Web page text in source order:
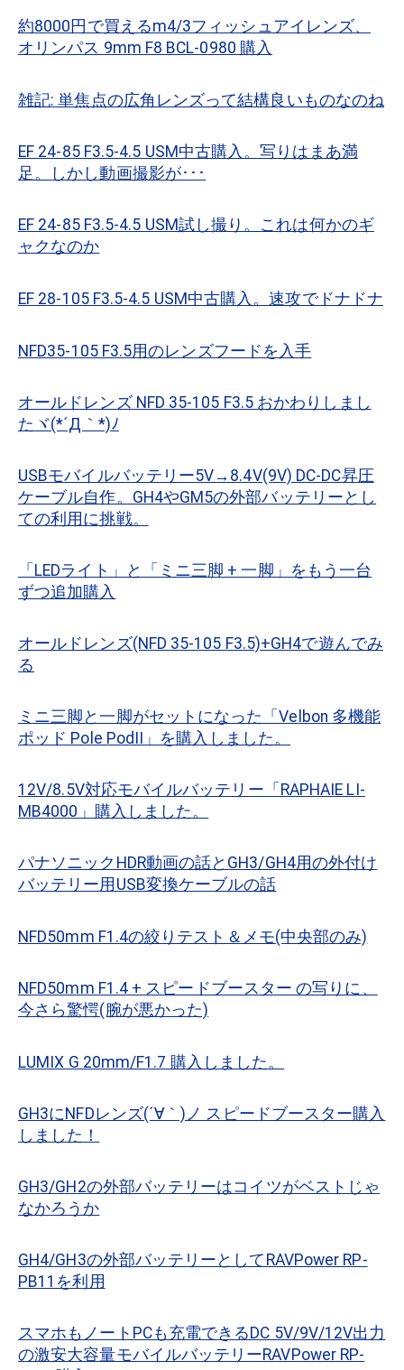
約8000円で買えるm4/3フィッシュアイレンズ、
オリンパス 9mm F8 BCL-0980 購入
雑記: 単焦点の広角レンズって結構良いものなのね
EF 24-85 F3.5-4.5 USM中古購入。写りはまあ満
足。しかし動画撮影が･･･
EF 24-85 F3.5-4.5 USM試し撮り。これは何かのギ
ャクなのか
EF 28-105 F3.5-4.5 USM中古購入。速攻でドナドナ
NFD35-105 F3.5用のレンズフードを入手
オールドレンズ NFD 35-105 F3.5 おかわりしまし
たヾ(*´Д｀*)ﾉ
USBモバイルバッテリー5V→8.4V(9V) DC-DC昇圧
ケーブル自作。GH4やGM5の外部バッテリーとし
ての利用に挑戦。
「LEDライト」と「ミニ三脚 + 一脚」をもう一台
ずつ追加購入
オールドレンズ(NFD 35-105 F3.5)+GH4で遊んでみ
る
ミニ三脚と一脚がセットになった「Velbon 多機能
ポッド Pole PodII」を購入しました。
12V/8.5V対応モバイルバッテリー「RAPHAIE LI-
MB4000」購入しました。
パナソニックHDR動画の話とGH3/GH4用の外付け
バッテリー用USB変換ケーブルの話
NFD50mm F1.4の絞りテスト＆メモ(中央部のみ)
NFD50mm F1.4 + スピードブースター の写りに、
今さら驚愕(腕が悪かった)
LUMIX G 20mm/F1.7 購入しました。
GH3にNFDレンズ(´∀｀)ノ スピードブースター購入
しました！
GH3/GH2の外部バッテリーはコイツがベストじゃ
なかろうか
GH4/GH3の外部バッテリーとしてRAVPower RP-
PB11を利用
スマホもノートPCも充電できるDC 5V/9V/12V出力
の激安大容量モバイルバッテリーRAVPower RP-